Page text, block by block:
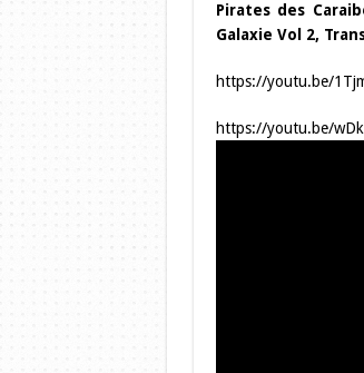
Pirates des
Galaxie Vol 2,
https://youtu.be/
https://youtu.be/